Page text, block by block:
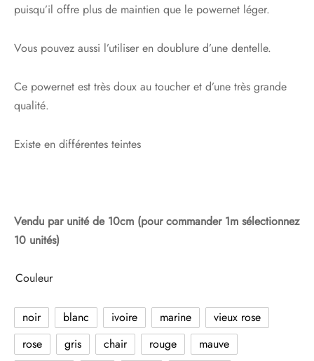
puisqu’il offre plus de maintien que le powernet léger.
Vous pouvez aussi l’utiliser en doublure d’une dentelle.
Ce powernet est très doux au toucher et d’une très grande
qualité.
Existe en différentes teintes
Vendu par unité de 10cm (pour commander 1m sélectionnez
10 unités)
Couleur
noir blanc ivoire marine
vieux rose
rose
gris chair rouge mauve